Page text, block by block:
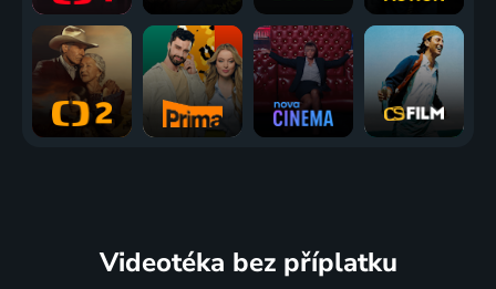
Videotéka bez příplatku